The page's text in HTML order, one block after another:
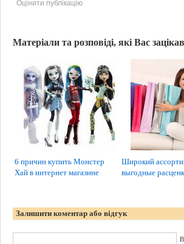
Оцінити публікацію
Матеріали та розповіді, які Вас
6 причин купить Монстер
Хай в интернет магазине
Широкий
выгодные
Залишити коментар або відгук